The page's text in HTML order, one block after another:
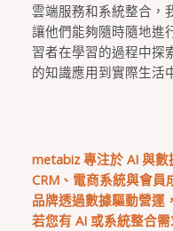
雲端服務和系統整合，
讓他們能夠隨時隨地進
習者在學習的過程中探
的知識應用到實際生活
metabiz 專注於 AI 與
CRM、電商系統與會
品牌透過數據驅動營運
若您有 AI 或系統整合